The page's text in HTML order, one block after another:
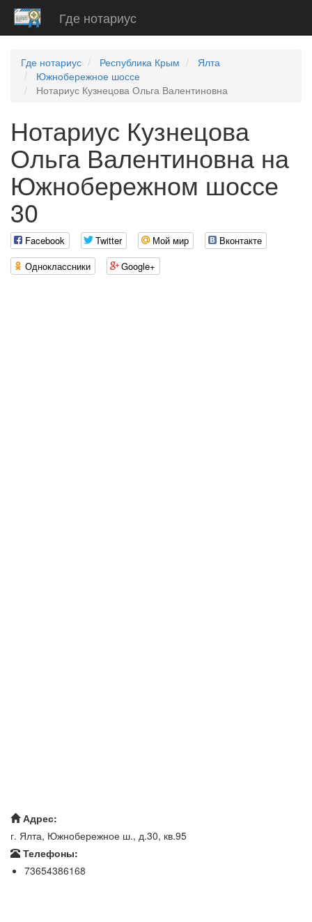
Где нотариус
Где нотариус Республика Крым
Ялта
Южнобережное шоссе
Нотариус Кузнецова Ольга Валентиновна
Нотариус Кузнецова
Ольга Валентиновна на
Южнобережном шоссе
30
Facebook Twitter Мой мир
Вконтакте
Одноклассники
Google+
Адрес:
г. Ялта, Южнобережное ш., д.30, кв.95
Телефоны:
73654386168